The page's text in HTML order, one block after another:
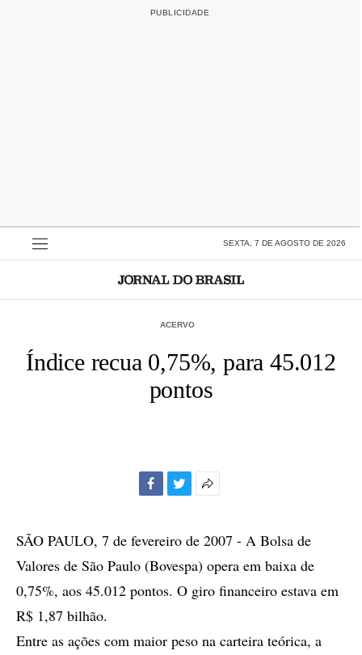
SEXTA, 7 DE AGOSTO DE 2026
ACERVO
Índice recua 0,75%, para 45.012
pontos
compartilhamento
SÃO PAULO, 7 de fevereiro de 2007 - A Bolsa de
Valores de São Paulo (Bovespa) opera em baixa de
0,75%, aos 45.012 pontos. O giro financeiro estava em
R$ 1,87 bilhão.
Entre as ações com maior peso na carteira teórica, a